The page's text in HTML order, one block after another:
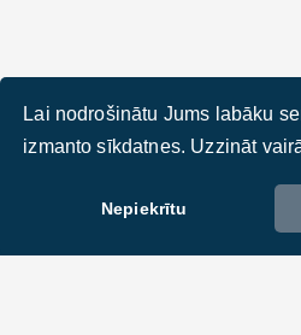
Lai nodrošinātu Jums labāku
izmanto sīkdatnes. Uzzināt
Nepiekrītu